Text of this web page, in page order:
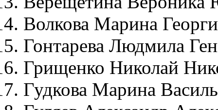
Волкова Марина
Гонтарева Людмила
Грищенко Николай
Гудкова Марина